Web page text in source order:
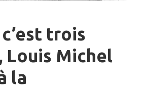
c’est trois
Louis Michel
la